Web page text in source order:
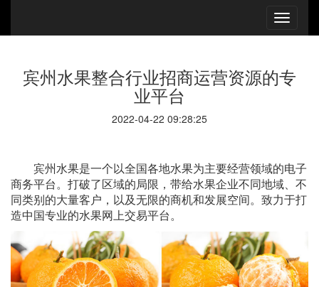
宾州水果整合行业招商运营资源的专
业平台
2022-04-22 09:28:25
宾州水果是一个以全国各地水果为主要经营领域的电子
商务平台。打破了区域的局限，带给水果企业不同地域、不
同类别的大量客户，以及无限的商机和发展空间。致力于打
造中国专业的水果网上交易平台。